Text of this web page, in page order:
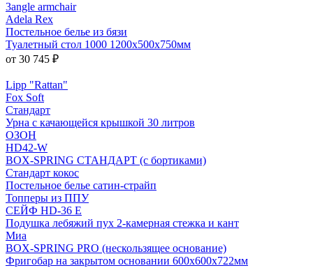
3angle armchair
Adela Rex
Постельное белье из бязи
Туалетный стол 1000 1200x500x750мм
от 30 745 ₽
Lipp "Rattan"
Fox Soft
Стандарт
Урна с качающейся крышкой 30 литров
ОЗОН
HD42-W
BOX-SPRING СТАНДАРТ (с бортиками)
Стандарт кокос
Постельное белье сатин-страйп
Топперы из ППУ
СЕЙФ HD-36 E
Подушка лебяжий пух 2-камерная стежка и кант
Миа
BOX-SPRING PRO (нескользящее основание)
Фригобар на закрытом основании 600х600х722мм